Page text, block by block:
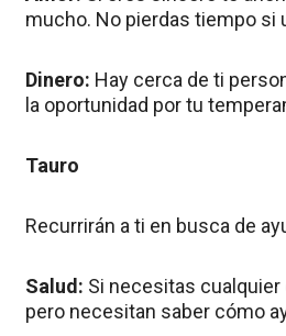
mucho. No pierdas tiempo si
Dinero: Hay cerca de ti
la oportunidad por tu
Tauro
Recurrirán a ti en busca de
Salud: Si necesitas cualquier
pero necesitan saber cómo